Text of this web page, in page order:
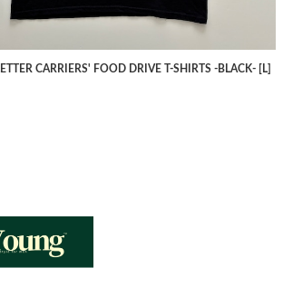
CARRIERS' FOOD DRIVE T-SHIRTS -BLACK- [L]